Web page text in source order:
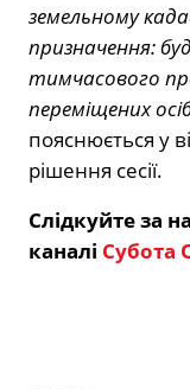
земельному
призначення:
тимчасового
переміщених
пояснюється у
рішення сесії.
Слідкуйте за
каналі Субота